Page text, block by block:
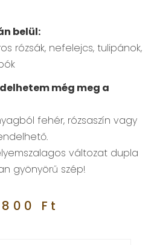
belül:
rózsák, nefelejcs, tulipánok,
még meg a
fehér, rózsaszín vagy
változat dupla
gyönyörű szép!
Ft